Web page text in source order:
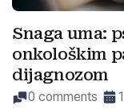
Snaga uma:
onkološkim
dijagnozom
0 comments